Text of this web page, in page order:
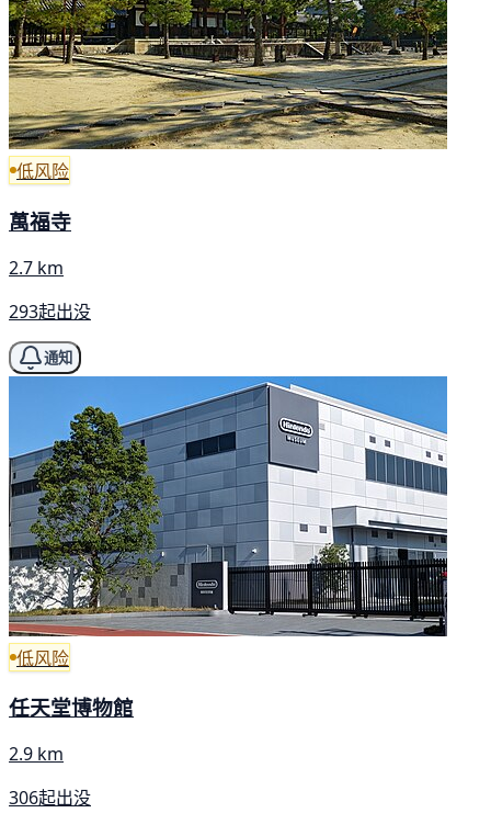
低风险
萬福寺
2.7 km
293起出没
通知
低风险
任天堂博物館
2.9 km
306起出没